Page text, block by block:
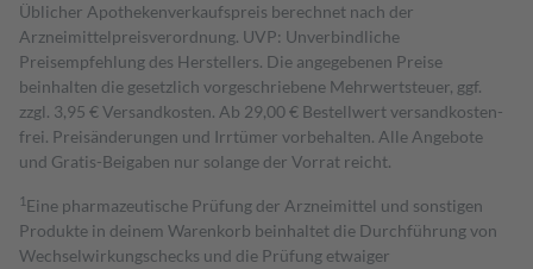
Üblicher Apothekenverkaufspreis berechnet nach der
Arzneimittelpreisverordnung. UVP: Unverbindliche
Preisempfehlung des Herstellers. Die angegebenen Preise
beinhalten die gesetzlich vorgeschriebene Mehrwertsteuer, ggf.
zzgl. 3,95 € Versandkosten. Ab 29,00 € Bestell­wert versand­kosten­
frei. Preisänderungen und Irrtümer vorbehalten. Alle Angebote
und Gratis-Beigaben nur solange der Vorrat reicht.
1 Eine pharmazeutische Prüfung der Arzneimittel und sonstigen
Produkte in deinem Warenkorb beinhaltet die Durchführung von
Wechselwirkungschecks und die Prüfung etwaiger